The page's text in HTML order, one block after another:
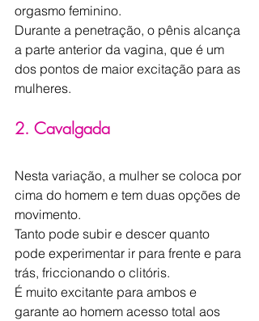
orgasmo feminino.
Durante a penetração, o pênis alcança
a parte anterior da vagina, que é um
dos pontos de maior excitação para as
mulheres.
2. Cavalgada
Nesta variação, a mulher se coloca por
cima do homem e tem duas opções de
movimento.
Tanto pode subir e descer quanto
pode experimentar ir para frente e para
trás, friccionando o clitóris​.
É muito excitante para ambos e
garante ao homem acesso total aos